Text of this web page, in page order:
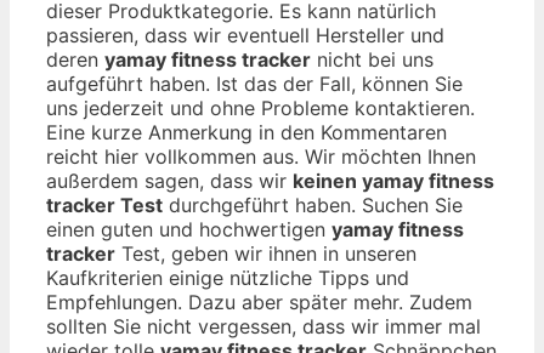
dieser Produktkategorie. Es kann natürlich
passieren, dass wir eventuell Hersteller und
deren yamay fitness tracker nicht bei uns
aufgeführt haben. Ist das der Fall, können Sie
uns jederzeit und ohne Probleme kontaktieren.
Eine kurze Anmerkung in den Kommentaren
reicht hier vollkommen aus. Wir möchten Ihnen
außerdem sagen, dass wir keinen yamay fitness
tracker Test durchgeführt haben. Suchen Sie
einen guten und hochwertigen yamay fitness
tracker Test, geben wir ihnen in unseren
Kaufkriterien einige nützliche Tipps und
Empfehlungen. Dazu aber später mehr. Zudem
sollten Sie nicht vergessen, dass wir immer mal